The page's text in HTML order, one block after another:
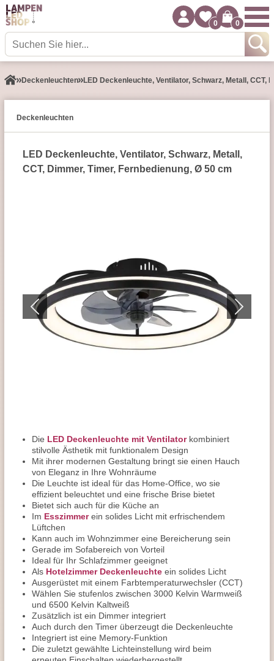
0 0
Decken­leuchten LED Deckenleuchte, Ventilator, Schwarz, Metall, CCT,
Decken­leuchten
LED Deckenleuchte, Ventilator, Schwarz, Metall,
CCT, Dimmer, Timer, Fernbedienung, Ø 50 cm
Die LED Deckenleuchte mit Ventilatorkombiniert
stilvolle Ästhetik mit funktionalem Design
Mit ihrer modernen Gestaltung bringt sie einen Hauch
von Eleganz in Ihre Wohnräume
Die Leuchte ist ideal für das Home-Office, wo sie
effizient beleuchtet und eine frische Brise bietet
Bietet sich auch für die Küche an
Im Esszimmerein solides Licht mit erfrischendem
Lüftchen
Kann auch im Wohnzimmer eine Bereicherung sein
Gerade im Sofabereich von Vorteil
Ideal für Ihr Schlafzimmer geeignet
Als Hotelzimmer Deckenleuchte ein solides Licht
Ausgerüstet mit einem Farbtemperaturwechsler (CCT)
Wählen Sie stufenlos zwischen 3000 Kelvin Warmweiß
und 6500 Kelvin Kaltweiß
Zusätzlich ist ein Dimmer integriert
Auch durch den Timer überzeugt die Deckenleuchte
Integriert ist eine Memory-Funktion
Die zuletzt gewählte Lichteinstellung wird beim